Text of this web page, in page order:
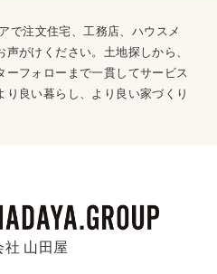
で注文住宅、工務店、ハウスメ
がけください。土地探しから、
フォローまで一貫してサービス
良い暮らし、より良い家づくり
社 山田屋